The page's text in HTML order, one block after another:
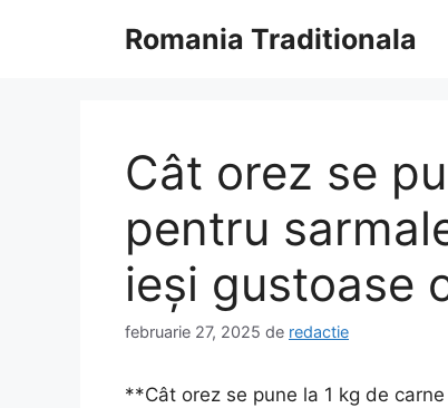
Romania Traditionala
Cât orez se
pentru
ieși gustoase
februarie 27, 2025 de redactie
**Cât orez se pune la 1 kg de